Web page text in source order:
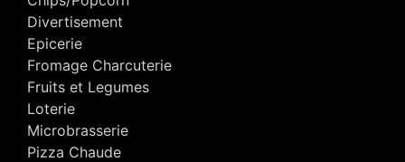
Divertisement
Epicerie
Fromage Charcuterie
Fruits et Legumes
Loterie
Microbrasserie
Pizza Chaude